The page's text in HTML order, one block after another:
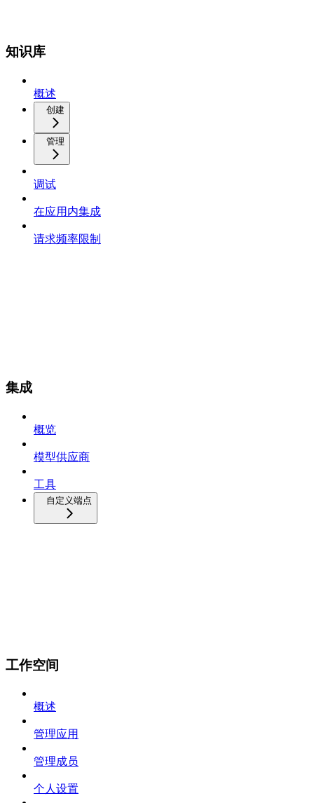
知识库
概述
创建
管理
调试
在应用内集成
请求频率限制
集成
概览
模型供应商
工具
自定义端点
工作空间
概述
管理应用
管理成员
个人设置